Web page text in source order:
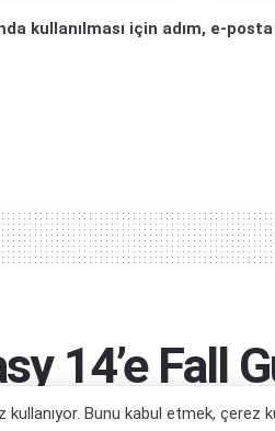
kullanılması için adım, e-
14’e Fall
Bunu kabul etmek, çerez